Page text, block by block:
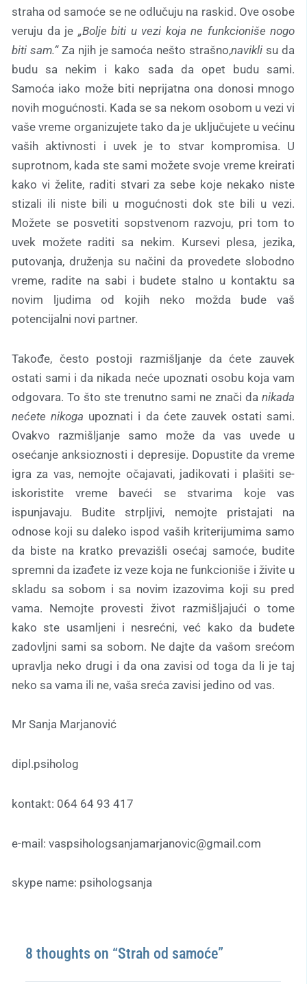
straha od samoće se ne odlučuju na raskid. Ove osobe
veruju da je „Bolje biti u vezi koja ne funkcioniše nogo
biti sam.“Za njih je samoća nešto strašno,navikli su da
budu sa nekim i kako sada da opet budu sami.
Samoća iako može biti neprijatna ona donosi mnogo
novih mogućnosti. Kada se sa nekom osobom u vezi vi
vaše vreme organizujete tako da je uključujete u većinu
vaših aktivnosti i uvek je to stvar kompromisa. U
suprotnom, kada ste sami možete svoje vreme kreirati
kako vi želite, raditi stvari za sebe koje nekako niste
stizali ili niste bili u mogućnosti dok ste bili u vezi.
Možete se posvetiti sopstvenom razvoju, pri tom to
uvek možete raditi sa nekim. Kursevi plesa, jezika,
putovanja, druženja su načini da provedete slobodno
vreme, radite na sabi i budete stalno u kontaktu sa
novim ljudima od kojih neko možda bude vaš
potencijalni novi partner.
Takođe, često postoji razmišljanje da ćete zauvek
ostati sami i da nikada neće upoznati osobu koja vam
odgovara. To što ste trenutno sami ne znači da nikada
nećete nikoga upoznati i da ćete zauvek ostati sami.
Ovakvo razmišljanje samo može da vas uvede u
osećanje anksioznosti i depresije. Dopustite da vreme
igra za vas, nemojte očajavati, jadikovati i plašiti se-
iskoristite vreme baveći se stvarima koje vas
ispunjavaju. Budite strpljivi, nemojte pristajati na
odnose koji su daleko ispod vaših kriterijumima samo
da biste na kratko prevazišli osećaj samoće, budite
spremni da izađete iz veze koja ne funkcioniše i živite u
skladu sa sobom i sa novim izazovima koji su pred
vama. Nemojte provesti život razmišljajući o tome
kako ste usamljeni i nesrećni, već kako da budete
zadovljni sami sa sobom. Ne dajte da vašom srećom
upravlja neko drugi i da ona zavisi od toga da li je taj
neko sa vama ili ne, vaša sreća zavisi jedino od vas.
Mr Sanja Marjanović
dipl.psiholog
kontakt: 064 64 93 417
e-mail: vaspsihologsanjamarjanovic@gmail.com
skype name: psihologsanja
8 thoughts on “Strah od samoće”